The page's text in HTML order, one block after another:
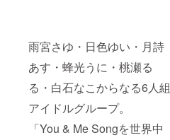
雨宮さゆ・日色ゆい・月詩
あす・蜂光うに・桃瀬る
る・白石なこからなる6人組
アイドルグループ。
「You & Me Songを世界中